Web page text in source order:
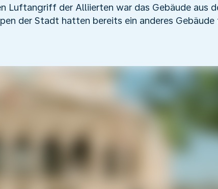
Luftangriff der Alliierten war das Gebäude aus
der Stadt hatten bereits ein anderes Gebäude